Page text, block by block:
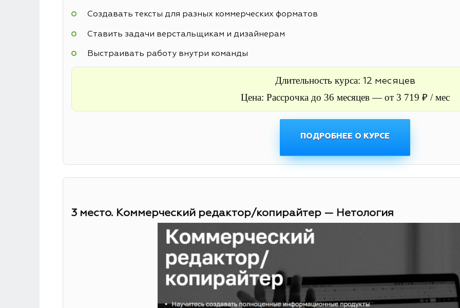
Создавать тексты для разных коммерческих форматов‍
Ставить задачи верстальщикам и дизайнерам
Выстраивать работу внутри команды
Длительность курса: 12 месяцев
Цена: Рассрочка до 36 месяцев — от 3 719 ₽ / мес
ПОДРОБНЕЕ О КУРСЕ
3 место. Коммерческий редактор/копирайтер — Нетология